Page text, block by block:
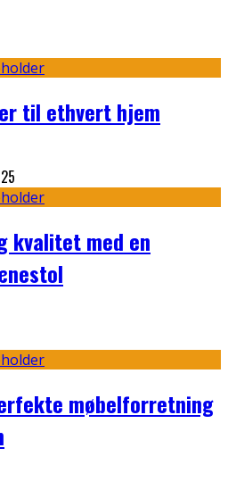
til ethvert hjem
kvalitet med en
møbelforretning